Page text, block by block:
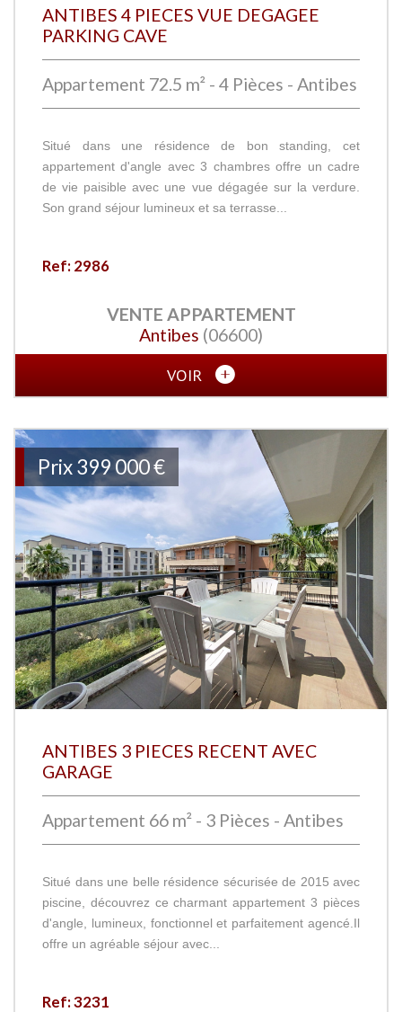
ANTIBES 4 PIECES VUE DEGAGEE
PARKING CAVE
Appartement 72.5 m² - 4 Pièces - Antibes
Situé dans une résidence de bon standing, cet
appartement d'angle avec 3 chambres offre un cadre
de vie paisible avec une vue dégagée sur la verdure.
Son grand séjour lumineux et sa terrasse...
Ref: 2986
VENTE APPARTEMENT
Antibes (06600)
VOIR
Prix399 000€
ANTIBES 3 PIECES RECENT AVEC
GARAGE
Appartement 66 m² - 3 Pièces - Antibes
Situé dans une belle résidence sécurisée de 2015 avec
piscine, découvrez ce charmant appartement 3 pièces
d'angle, lumineux, fonctionnel et parfaitement agencé.Il
offre un agréable séjour avec...
Ref: 3231